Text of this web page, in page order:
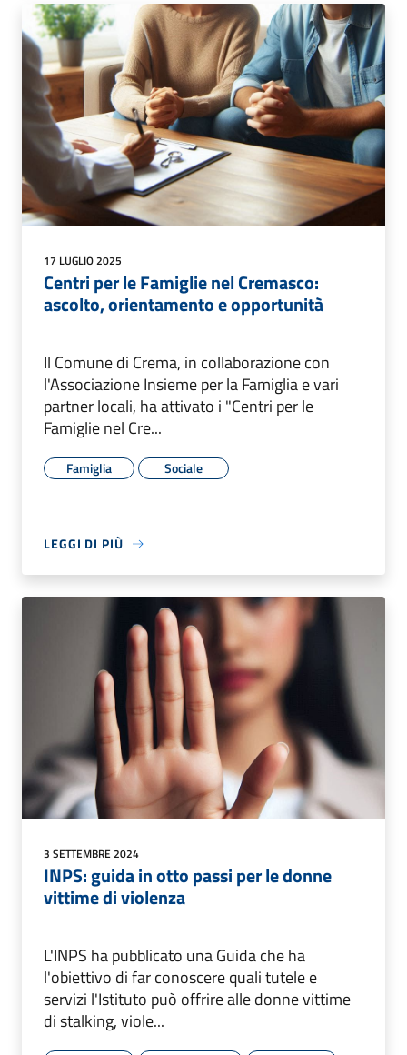
17 LUGLIO 2025
Centri per le Famiglie nel Cremasco:
ascolto, orientamento e opportunità
Il Comune di Crema, in collaborazione con
l'Associazione Insieme per la Famiglia e vari
partner locali, ha attivato i "Centri per le
Famiglie nel Cre...
Famiglia Sociale
LEGGI DI PIÙ
3 SETTEMBRE 2024
INPS: guida in otto passi per le donne
vittime di violenza
L'INPS ha pubblicato una Guida che ha
l'obiettivo di far conoscere quali tutele e
servizi l'Istituto può offrire alle donne vittime
di stalking, viole...